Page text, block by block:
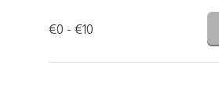
€0 - €10